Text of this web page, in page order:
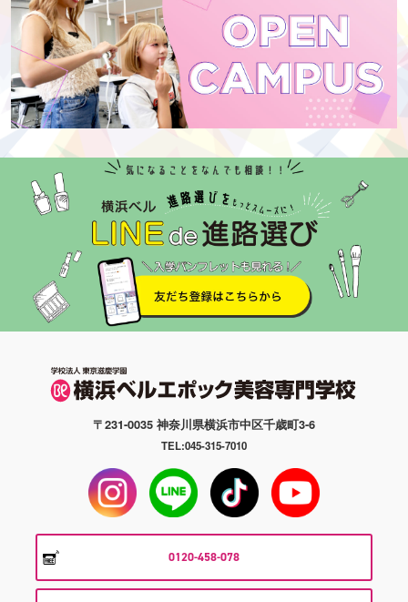
〒231-0035 神奈川県横浜市中区千歳町3-6
TEL:045-315-7010
0120-458-078